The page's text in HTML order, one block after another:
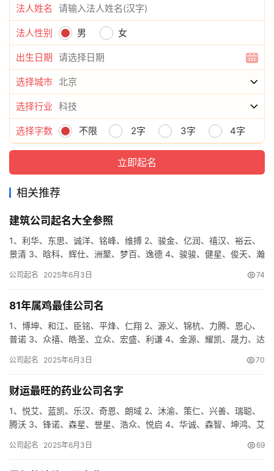
法人姓名
法人性别 男 女
出生日期
选择城市
选择行业
选择字数 不限 2字 3字 4字
相关推荐
建筑公司起名大全参照
1、利华、东思、诚洋、铭峰、维搏 2、骏金、亿润、禧汉、裕云、
景清 3、晗科、辉仕、洲聚、梦百、逸德 4、骏骏、健星、俊天、瀚
公司起名 2025年6月3日 74
81年属鸡最佳公司名
1、博坤、和江、臣铭、平烽、仁翔 2、源义、锦杭、力腾、恩心、
普诺 3、众禧、皓圣、立众、宏盛、利谦 4、金源、耀凯、晟力、达
公司起名 2025年6月3日 70
财运最旺的药业公司名字
1、悦艾、蓝凯、乐汉、奇恩、朗域 2、沐渝、策仁、兴善、瑞聪、
腾沃 3、锋诺、森星、誉星、浩众、悦启 4、华诚、森智、坤鸿、艾
公司起名 2025年6月3日 69